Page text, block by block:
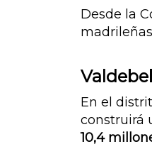
Desde la
En el
construirá
10,4